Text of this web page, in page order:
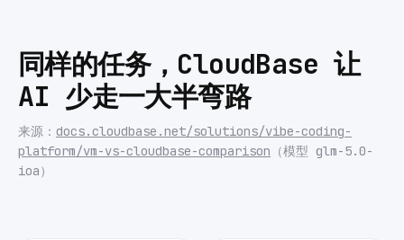
同样的任务，CloudBase 让
AI 少走一大半弯路
来源： docs.cloudbase.net/solutions/vibe-coding-
platform/vm-vs-cloudbase-comparison （模型 glm-5.0-
ioa）